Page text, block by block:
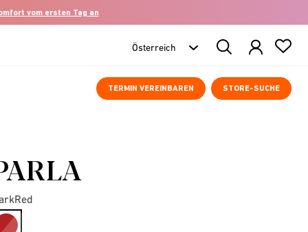
vom ersten Tag an
Search
Products
TERMIN VEREINBAREN STORE-SUCHE